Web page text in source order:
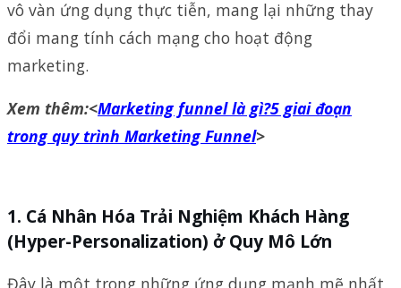
vô vàn ứng dụng thực tiễn, mang lại những thay
đổi mang tính cách mạng cho hoạt động
marketing.
Xem thêm:<Marketing funnel là gì?5 giai đoạn
trong quy trình Marketing Funnel>
1. Cá Nhân Hóa Trải Nghiệm Khách Hàng
(Hyper-Personalization) ở Quy Mô Lớn
Đây là một trong những ứng dụng mạnh mẽ nhất